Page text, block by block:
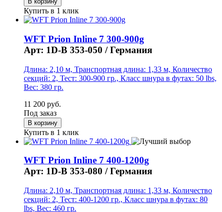
Купить в 1 клик
WFT Prion Inline 7 300-900g
Арт: 1D-B 353-050 /Германия
Длина: 2,10 м, Транспортная длина: 1,33 м, Количество
секций: 2, Тест: 300-900 гр., Класс шнура в футах: 50 lbs,
Вес: 380 гр.
11 200 руб.
Под заказ
Купить в 1 клик
WFT Prion Inline 7 400-1200g
Арт: 1D-B 353-080 /Германия
Длина: 2,10 м, Транспортная длина: 1,33 м, Количество
секций: 2, Тест: 400-1200 гр., Класс шнура в футах: 80
lbs, Вес: 460 гр.